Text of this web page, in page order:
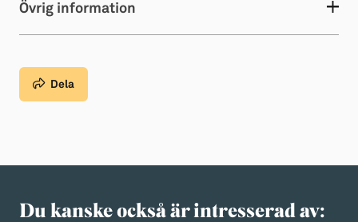
Övrig information
Dela
Du kanske också är intresserad av: